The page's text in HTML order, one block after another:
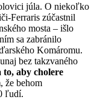
júla. O niekoľko
Ferraris zúčastnil
mosta – išlo
sa zabránilo
Komáromu.
bez takzvaného
to, aby cholere
že behom
ľudí.